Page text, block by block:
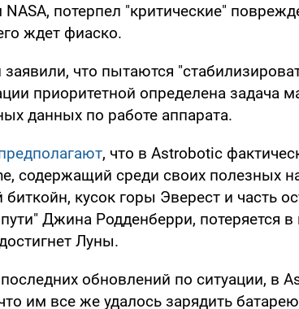
NASA, потерпел "критические"
ждет фиаско.
что пытаются
приоритетной определена задача
данных по работе аппарата.
, что в Astrobotic
содержащий среди своих полезных
кусок горы Эверест и часть
Джина Родденберри, потеряется
Луны.
обновлений по ситуации, в
им все же удалось зарядить